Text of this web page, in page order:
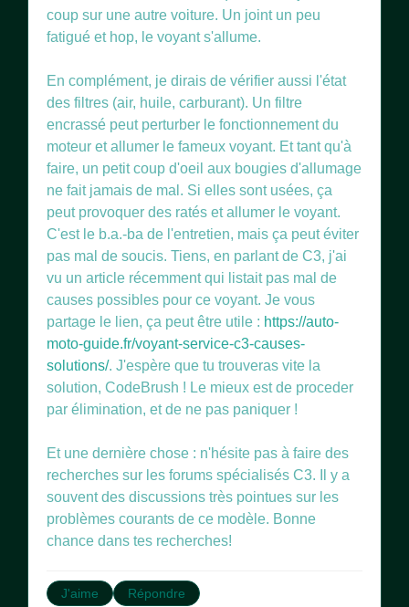
coup sur une autre voiture. Un joint un peu
fatigué et hop, le voyant s'allume.
En complément, je dirais de vérifier aussi l'état
des filtres (air, huile, carburant). Un filtre
encrassé peut perturber le fonctionnement du
moteur et allumer le fameux voyant. Et tant qu'à
faire, un petit coup d'oeil aux bougies d'allumage
ne fait jamais de mal. Si elles sont usées, ça
peut provoquer des ratés et allumer le voyant.
C'est le b.a.-ba de l'entretien, mais ça peut éviter
pas mal de soucis. Tiens, en parlant de C3, j'ai
vu un article récemment qui listait pas mal de
causes possibles pour ce voyant. Je vous
partage le lien, ça peut être utile : https://auto-
moto-guide.fr/voyant-service-c3-causes-
solutions/. J'espère que tu trouveras vite la
solution, CodeBrush ! Le mieux est de proceder
par élimination, et de ne pas paniquer !
Et une dernière chose : n'hésite pas à faire des
recherches sur les forums spécialisés C3. Il y a
souvent des discussions très pointues sur les
problèmes courants de ce modèle. Bonne
chance dans tes recherches!
J'aime Répondre